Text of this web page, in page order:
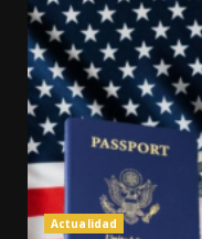
Actualidad